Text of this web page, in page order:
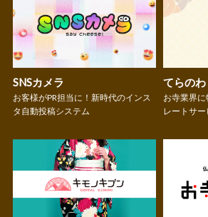
SNSカメラ
お客様がPR担当に！新時代のインス
タ自動投稿システム
てらのわ
お寺業界
レートサー